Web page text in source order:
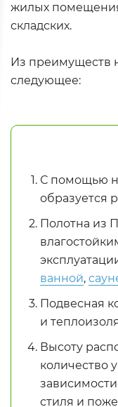
жилых
складских.
Из преимуществ
следующее:
С помощью
образуется
Полотна из
ванной,
Подвесная
и
Высоту
количество
стиля и